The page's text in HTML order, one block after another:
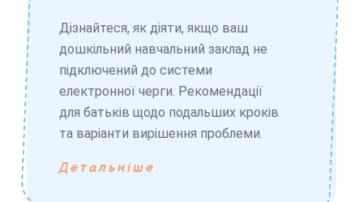
Дізнайтеся, як діяти, якщо ваш
дошкільний навчальний заклад не
підключений до системи
електронної черги. Рекомендації
для батьків щодо подальших кроків
та варіанти вирішення проблеми.
Детальніше